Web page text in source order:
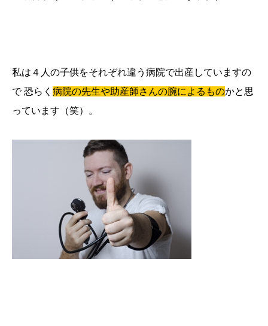
私は４人の子供をそれぞれ違う病院で出産していますの
で 恐らく 病院の先生や助産師さんの腕によるものかと思
っています（笑）。